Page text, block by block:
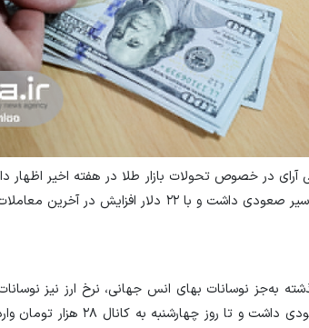
در خصوص تحولات بازار طلا در هفته اخیر
قیمت انس جهانی همواره سیر صعودی داشت و با ۲۲ دلار
به‌جز نوسانات بهای انس جهانی، نرخ ارز نیز